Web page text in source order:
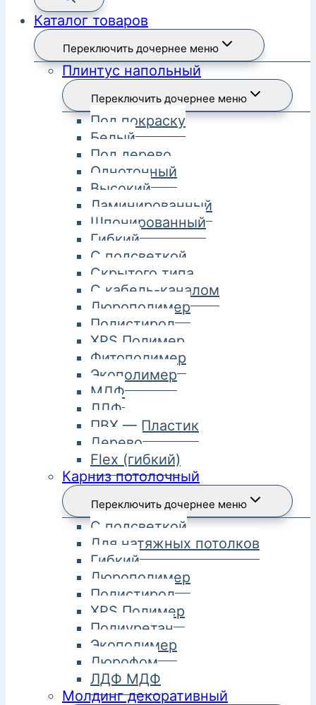
Каталог товаров
Переключить дочернее меню
Плинтус напольный
Переключить дочернее меню
Под покраску
Белый
Под дерево
Однотонный
Высокий
Ламинированный
Шпонированный
Гибкий
С подсветкой
Скрытого типа
С кабель-каналом
Дюрополимер
Полистирол
XPS Полимер
Фитополимер
Экополимер
МДФ
ЛДФ
ПВХ — Пластик
Дерево
Flex (гибкий)
Карниз потолочный
Переключить дочернее меню
С подсветкой
Для натяжных потолков
Гибкий
Дюрополимер
Полистирол
XPS Полимер
Полиуретан
Экополимер
Дюрофом
ЛДФ МДФ
Молдинг декоративный